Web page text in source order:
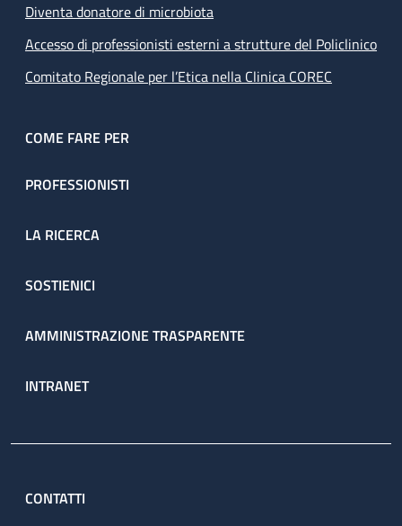
Diventa donatore di microbiota
Accesso di professionisti esterni a strutture del Policlinico
Comitato Regionale per l’Etica nella Clinica COREC
COME FARE PER
PROFESSIONISTI
LA RICERCA
SOSTIENICI
AMMINISTRAZIONE TRASPARENTE
INTRANET
CONTATTI